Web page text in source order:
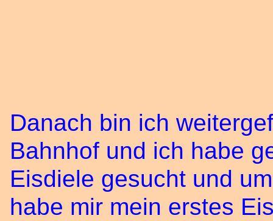
Danach bin ich
Bahnhof und ich habe
Eisdiele gesucht und
habe mir mein erstes